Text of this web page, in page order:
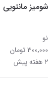
شومیز مانتویی
نو
۳۰۰,۰۰۰ تومان
۲ هفته پیش